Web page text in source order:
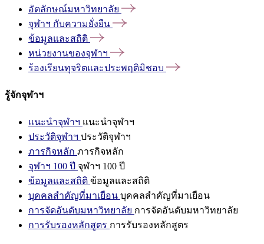
อัตลักษณ์มหาวิทยาลัย
จุฬาฯ กับความยั่งยืน
ข้อมูลและสถิติ
หน่วยงานของจุฬาฯ
ร้องเรียนทุจริตและประพฤติมิชอบ
รู้จักจุฬาฯ
แนะนำจุฬาฯ แนะนำจุฬาฯ
ประวัติจุฬาฯ ประวัติจุฬาฯ
ภารกิจหลัก ภารกิจหลัก
จุฬาฯ 100 ปี จุฬาฯ 100 ปี
ข้อมูลและสถิติ ข้อมูลและสถิติ
บุคคลสำคัญที่มาเยือน บุคคลสำคัญที่มาเยือน
การจัดอันดับมหาวิทยาลัย การจัดอันดับมหาวิทยาลัย
การรับรองหลักสูตร การรับรองหลักสูตร